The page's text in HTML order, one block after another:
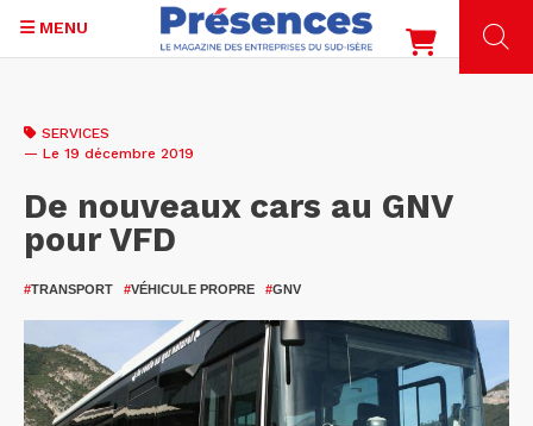
contenu
MENU
SERVICES
— Le 19 décembre 2019
De nouveaux cars au GNV
pour VFD
#TRANSPORT #VÉHICULE PROPRE #GNV